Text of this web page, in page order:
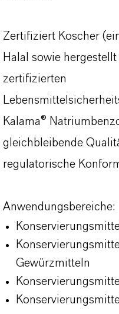
Zertifiziert Koscher
Halal sowie
zertifizierten
Kalama®
gleichbleibende
regulatorische
Anwendungsbereiche:
Gewürzmitteln